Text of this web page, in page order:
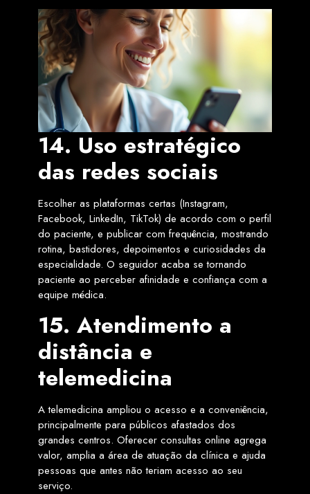
14. Uso estratégico
das redes sociais
Escolher as plataformas certas (Instagram,
Facebook, LinkedIn, TikTok) de acordo com o perfil
do paciente, e publicar com frequência, mostrando
rotina, bastidores, depoimentos e curiosidades da
especialidade. O seguidor acaba se tornando
paciente ao perceber afinidade e confiança com a
equipe médica.
15. Atendimento a
distância e
telemedicina
A telemedicina ampliou o acesso e a conveniência,
principalmente para públicos afastados dos
grandes centros. Oferecer consultas online agrega
valor, amplia a área de atuação da clínica e ajuda
pessoas que antes não teriam acesso ao seu
serviço.